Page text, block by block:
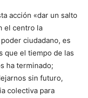
acción «dar un salto
el centro la
ciudadano, es
que el tiempo de las
ha terminado;
sin futuro,
colectiva para